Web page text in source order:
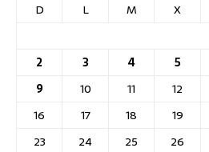
D
L M X
2
3 4 5
9
10 11 12
16
17 18 19
23
24 25 26